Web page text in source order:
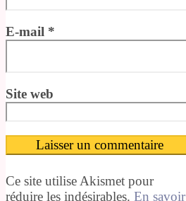
E-mail *
Site web
Ce site utilise Akismet pour
réduire les indésirables. En savoir